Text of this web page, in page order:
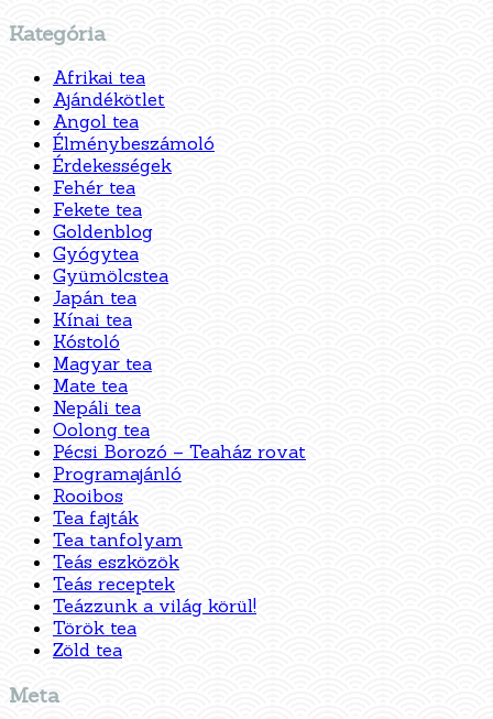
Kategória
Afrikai tea
Ajándékötlet
Angol tea
Élménybeszámoló
Érdekességek
Fehér tea
Fekete tea
Goldenblog
Gyógytea
Gyümölcstea
Japán tea
Kínai tea
Kóstoló
Magyar tea
Mate tea
Nepáli tea
Oolong tea
Pécsi Borozó – Teaház rovat
Programajánló
Rooibos
Tea fajták
Tea tanfolyam
Teás eszközök
Teás receptek
Teázzunk a világ körül!
Török tea
Zöld tea
Meta